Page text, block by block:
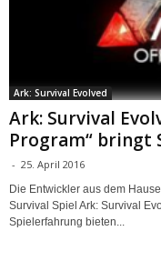
Ark: Survival Evolved
Ark: Survival
Program“ bringt
- 25. April 2016
Die Entwickler aus dem
Survival Spiel Ark: Survival
Spielerfahrung bieten...